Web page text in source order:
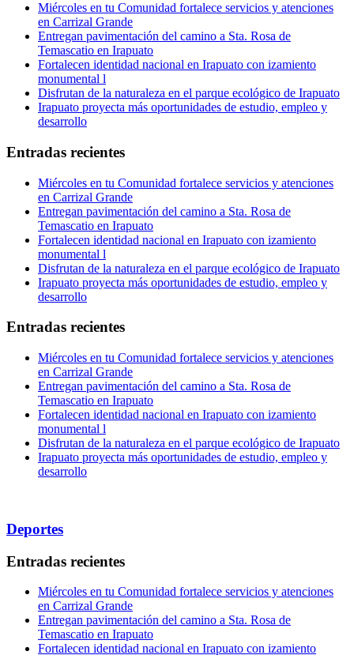
Miércoles en tu Comunidad fortalece servicios y atenciones
en Carrizal Grande
Entregan pavimentación del camino a Sta. Rosa de
Temascatio en Irapuato
Fortalecen identidad nacional en Irapuato con izamiento
monumental l
Disfrutan de la naturaleza en el parque ecológico de Irapuato
Irapuato proyecta más oportunidades de estudio, empleo y
desarrollo
Entradas recientes
Miércoles en tu Comunidad fortalece servicios y atenciones
en Carrizal Grande
Entregan pavimentación del camino a Sta. Rosa de
Temascatio en Irapuato
Fortalecen identidad nacional en Irapuato con izamiento
monumental l
Disfrutan de la naturaleza en el parque ecológico de Irapuato
Irapuato proyecta más oportunidades de estudio, empleo y
desarrollo
Entradas recientes
Miércoles en tu Comunidad fortalece servicios y atenciones
en Carrizal Grande
Entregan pavimentación del camino a Sta. Rosa de
Temascatio en Irapuato
Fortalecen identidad nacional en Irapuato con izamiento
monumental l
Disfrutan de la naturaleza en el parque ecológico de Irapuato
Irapuato proyecta más oportunidades de estudio, empleo y
desarrollo
Deportes
Entradas recientes
Miércoles en tu Comunidad fortalece servicios y atenciones
en Carrizal Grande
Entregan pavimentación del camino a Sta. Rosa de
Temascatio en Irapuato
Fortalecen identidad nacional en Irapuato con izamiento